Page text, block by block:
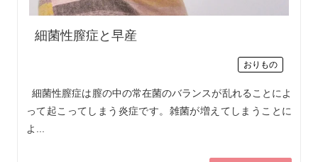
細菌性膣症と早産
おりもの
細菌性膣症は膣の中の常在菌のバランスが乱れることによ
って起こってしまう炎症です。雑菌が増えてしまうことに
よ...